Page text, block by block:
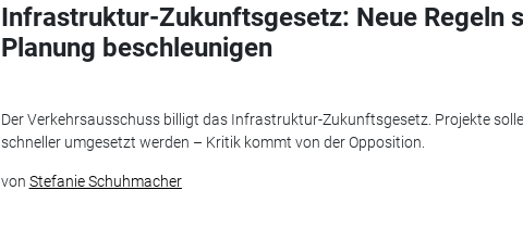
Infrastruktur-Zukunftsgesetz: Neue Regeln
Planung beschleunigen
Der Verkehrsausschuss billigt das Infrastruktur-Zukunftsgesetz. Projekte
schneller umgesetzt werden – Kritik kommt von der Opposition.
von Stefanie Schuhmacher